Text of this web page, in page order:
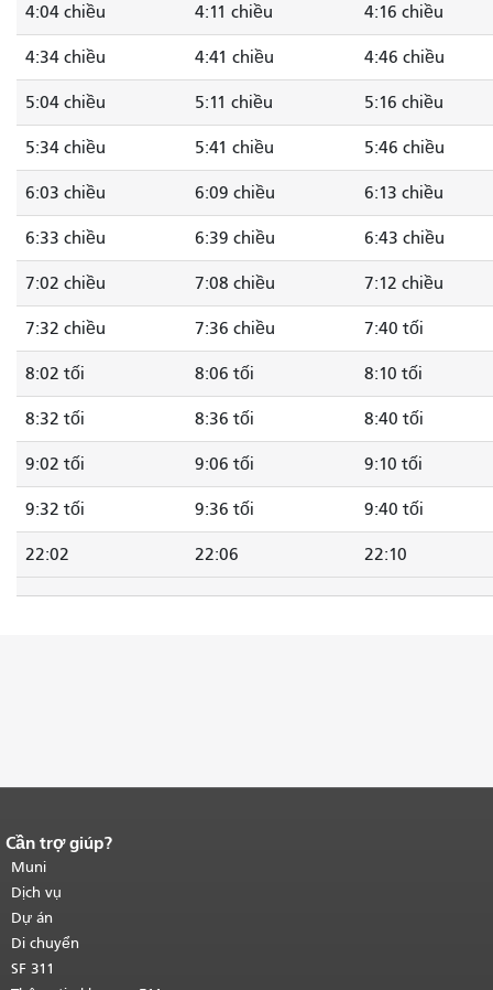
4:04 chiều 4:11 chiều 4:16 chiều
4:34 chiều 4:41 chiều 4:46 chiều
5:04 chiều 5:11 chiều 5:16 chiều
5:34 chiều 5:41 chiều 5:46 chiều
6:03 chiều 6:09 chiều 6:13 chiều
6:33 chiều 6:39 chiều 6:43 chiều
7:02 chiều 7:08 chiều 7:12 chiều
7:32 chiều 7:36 chiều 7:40 tối
8:02 tối 8:06 tối 8:10 tối
8:32 tối 8:36 tối 8:40 tối
9:02 tối 9:06 tối 9:10 tối
9:32 tối 9:36 tối 9:40 tối
22:02 22:06 22:10
Kết thúc nội dung trang.
của trang này được lặp lại trên mọi
trang.Quay lại đầu trang nội dung
chính.
Cần trợ giúp?
Muni
Dịch vụ
Dự án
Di chuyển
SF 311